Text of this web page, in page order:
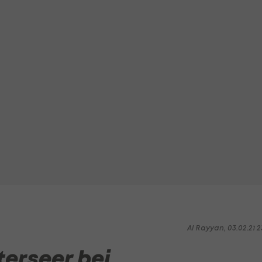
Al Rayyan, 03.02.21